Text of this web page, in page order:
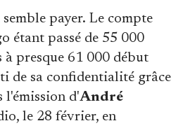
payer. Le compte
étant passé de 55 000
presque 61 000 début
de sa confidentialité grâce
l'émission d'André
le 28 février, en